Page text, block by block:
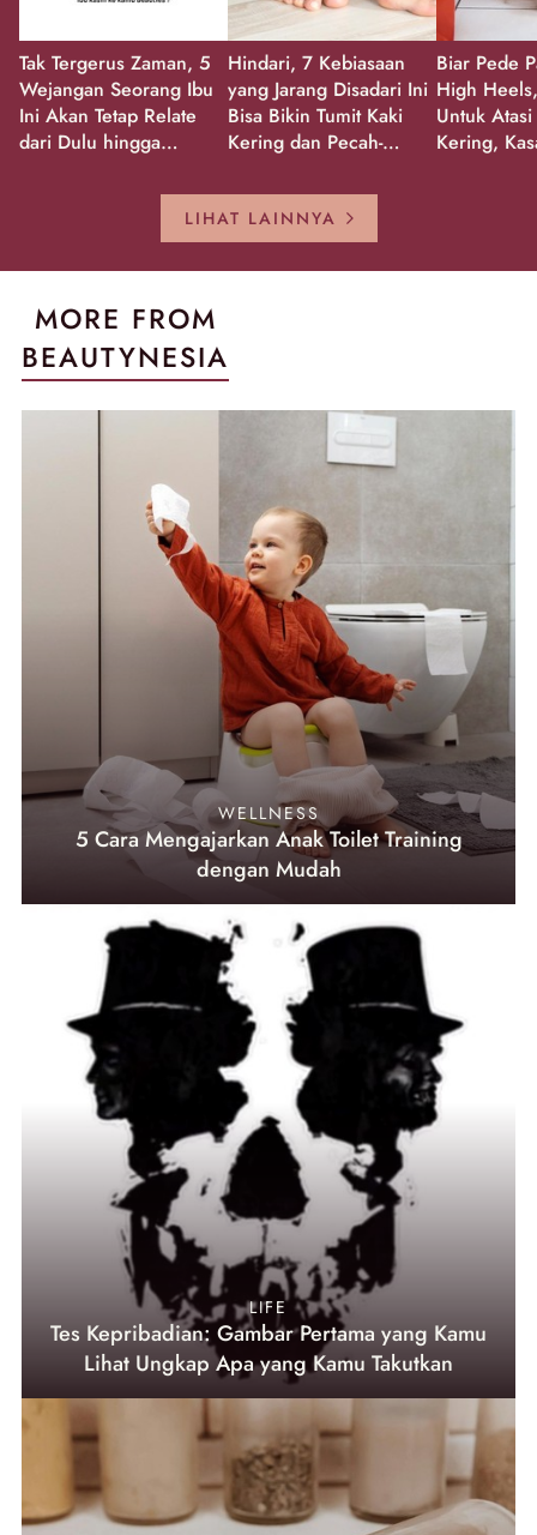
Tak Tergerus Zaman, 5
Wejangan Seorang Ibu
Ini Akan Tetap Relate
dari Dulu hingga
Hindari, 7 Kebiasaan
yang Jarang Disadari Ini
Bisa Bikin Tumit Kaki
Kering dan Pecah-
Biar Pede
High
Untuk
Kering,
LIHAT LAINNYA
MORE FROM
BEAUTYNESIA
WELLNESS
5 Cara Mengajarkan Anak Toilet Training
dengan Mudah
LIFE
Tes Kepribadian: Gambar Pertama yang Kamu
Lihat Ungkap Apa yang Kamu Takutkan